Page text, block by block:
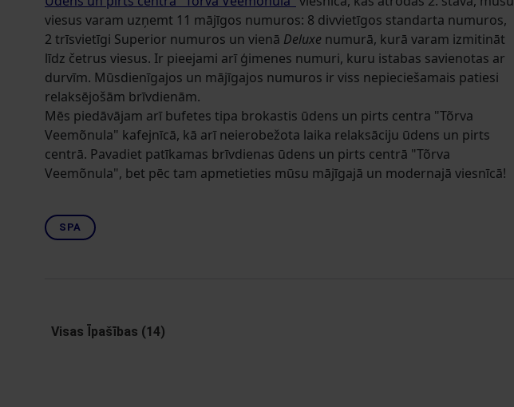
viesus varam uzņemt 11 mājīgos numuros: 8 divvietīgos standarta numuros,
2 trīsvietīgi Superior numuros un vienā Deluxe numurā, kurā varam izmitināt
līdz četrus viesus. Ir pieejami arī ģimenes numuri, kuru istabas savienotas ar
durvīm. Mūsdienīgajos un mājīgajos numuros ir viss nepieciešamais patiesi
relaksējošām brīvdienām.
Mēs piedāvājam arī bufetes tipa brokastis ūdens un pirts centra "Tõrva
Veemõnula" kafejnīcā, kā arī neierobežota laika relaksāciju ūdens un pirts
centrā. Pavadiet patīkamas brīvdienas ūdens un pirts centrā "Tõrva
Veemõnula", bet pēc tam apmetieties mūsu mājīgajā un modernajā viesnīcā!
SPA
Visas Īpašības (14)